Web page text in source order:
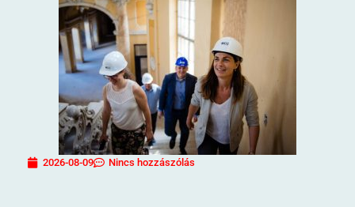
2026-08-09 Nincs hozzászólás